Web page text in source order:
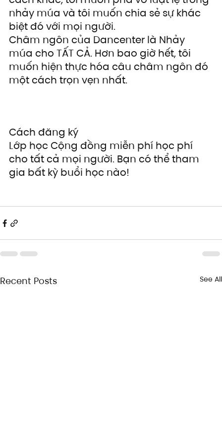
nhảy múa và tôi muốn chia sẻ sự khác
biệt đó với mọi người.
Châm ngôn của Dancenter là Nhảy
múa cho TẤT CẢ. Hơn bao giờ hết, tôi
muốn hiện thực hóa câu châm ngôn đó
một cách trọn vẹn nhất.
Cách đăng ký
Lớp học Cộng đồng miễn phí học phí
cho tất cả mọi người. Bạn có thể tham
gia bất kỳ buổi học nào!
Recent Posts See All